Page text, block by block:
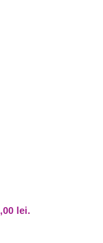
lei.